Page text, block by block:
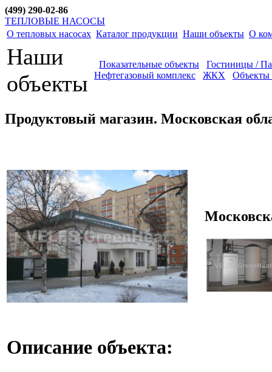
(499) 290-02-86
ТЕПЛОВЫЕ НАСОСЫ
О тепловых насосах Каталог продукции Наши объекты О
Наши
объекты
Показательные объекты
Гостиницы /
Нефтегазовый комплекс
ЖКХ Объекты
Продуктовый магазин. Московская
Описание объекта: